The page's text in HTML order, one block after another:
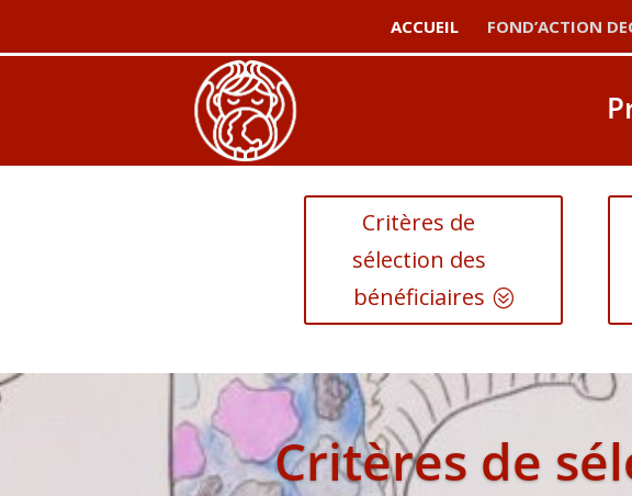
ACCUEIL FOND’ACTION
Critères de
sélection des
bénéficiaires
Critères de